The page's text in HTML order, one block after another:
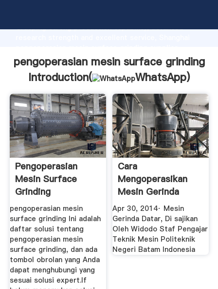
Grasping strong production capability, advanced
create the value and bring values to all of customers.
pengoperasian mesin surface grinding
Introduction(
WhatsApp)
Pengoperasian
Mesin Surface
Grinding
pengoperasian mesin
surface grinding Ini adalah
daftar solusi tentang
pengoperasian mesin
surface grinding, dan ada
tombol obrolan yang Anda
dapat menghubungi yang
sesuai solusi expert.If
Cara
Mengoperasikan
Mesin Gerinda
Datar - YouTube
Apr 30, 2014· Mesin
Gerinda Datar, Di sajikan
Oleh Widodo Staf Pengajar
Teknik Mesin Politeknik
Negeri Batam Indonesia